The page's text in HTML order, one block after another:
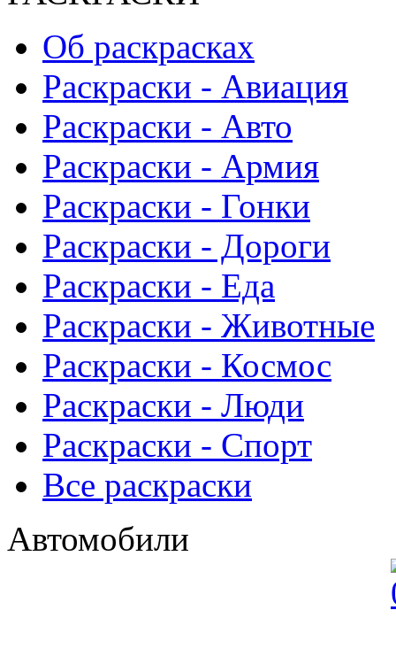
Об раскрасках
Раскраски - Авиация
Раскраски - Авто
Раскраски - Армия
Раскраски - Гонки
Раскраски - Дороги
Раскраски - Еда
Раскраски - Животныe
Раскраски - Космос
Раскраски - Люди
Раскраски - Спорт
Все раскраски
Автомобили